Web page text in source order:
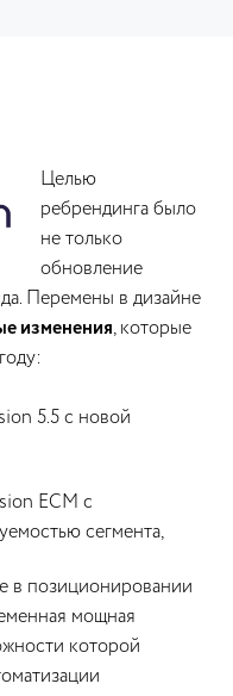
Целью
ребрендинга было
не только
обновление
Перемены в дизайне
изменения, которые
5.5 с новой
ECM с
сегмента,
в позиционировании
мощная
которой